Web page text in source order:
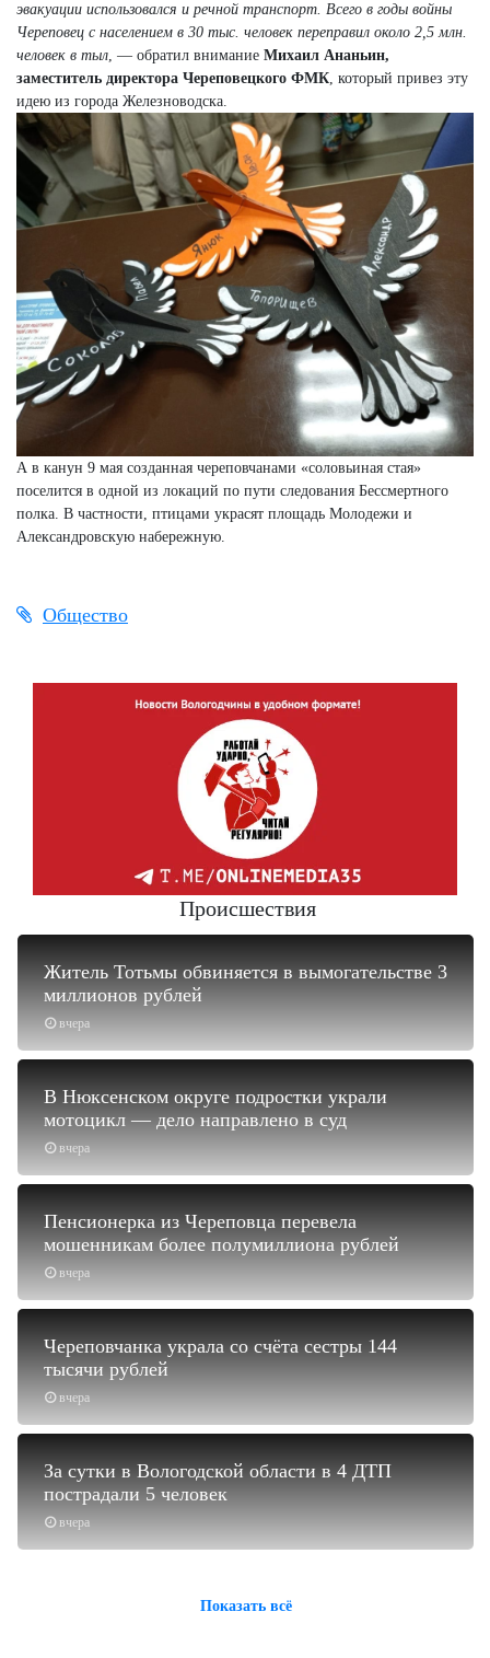
эвакуации использовался и речной транспорт. Всего в годы войны
Череповец с населением в 30 тыс. человек переправил около 2,5 млн.
человек в тыл, — обратил внимание Михаил Ананьин,
заместитель директора Череповецкого ФМК, который привез эту
идею из города Железноводска.
А в канун 9 мая созданная череповчанами «соловьиная стая»
поселится в одной из локаций по пути следования Бессмертного
полка. В частности, птицами украсят площадь Молодежи и
Александровскую набережную.
Общество
Происшествия
вчера
Житель Тотьмы обвиняется в вымогательстве 3
миллионов рублей
вчера
В Нюксенском округе подростки украли
мотоцикл — дело направлено в суд
вчера
Пенсионерка из Череповца перевела
мошенникам более полумиллиона рублей
вчера
Череповчанка украла со счёта сестры 144
тысячи рублей
вчера
За сутки в Вологодской области в 4 ДТП
пострадали 5 человек
Показать всё